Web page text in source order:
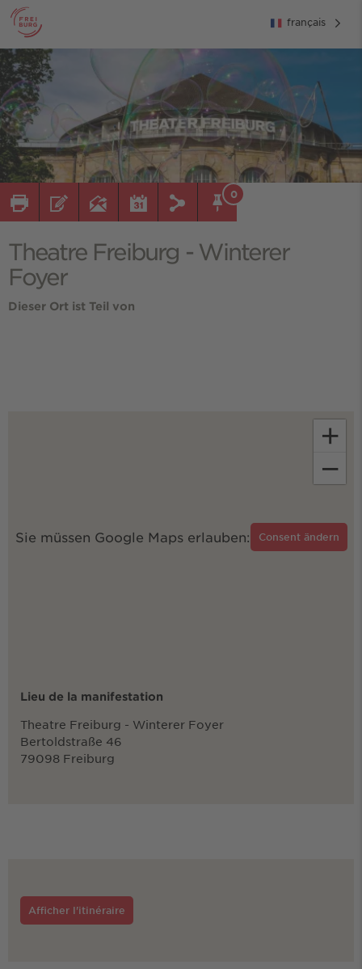
français
0
Theatre Freiburg - Winterer
Foyer
Dieser Ort ist Teil von
Sie müssen Google Maps erlauben: Consent ändern
+
−
Lieu de la manifestation
Theatre Freiburg - Winterer Foyer
Bertoldstraße 46
79098 Freiburg
Afficher l'itinéraire